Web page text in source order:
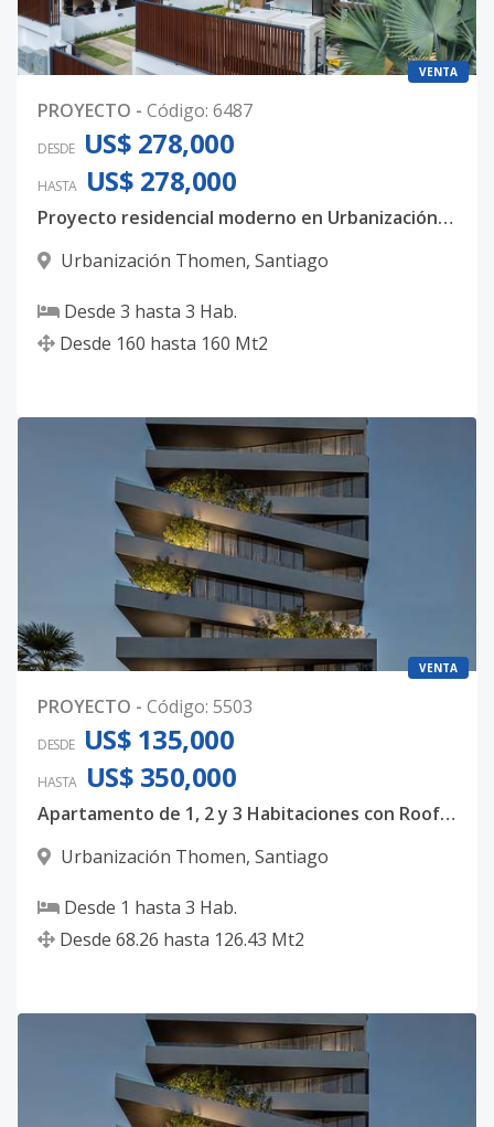
VENTA
PROYECTO - Código: 6487
DESDE US$ 278,000
HASTA US$ 278,000
Proyecto residencial moderno en Urbanización Thomen, Santiago
Urbanización Thomen, Santiago
Desde 3 hasta 3 Hab.
Desde 160 hasta 160 Mt2
VENTA
PROYECTO - Código: 5503
DESDE US$ 135,000
HASTA US$ 350,000
Apartamento de 1, 2 y 3 Habitaciones con Rooftop, Gimnasio y Jacuzzi en Urbanización Thomen, Santiago
Urbanización Thomen, Santiago
Desde 1 hasta 3 Hab.
Desde 68.26 hasta 126.43 Mt2